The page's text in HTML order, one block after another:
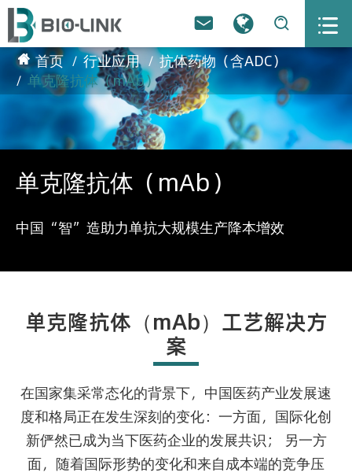
  
首页 行业应用
抗体药物（含ADC）
单克隆抗体（mAb）
单克隆抗体（mAb）
中国“智”造助力单抗大规模生产降本增效
单克隆抗体（mAb）工艺解决方
案
在国家集采常态化的背景下，中国医药产业发展速
度和格局正在发生深刻的变化：一方面，国际化创
新俨然已成为当下医药企业的发展共识； 另一方
面，随着国际形势的变化和来自成本端的竞争压